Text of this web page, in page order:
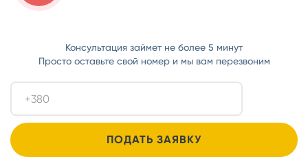
Консультация займет не более 5 минут
Просто оставьте свой номер и мы вам перезвоним